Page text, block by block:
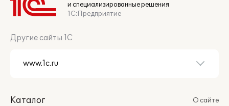
и специализированные решения
1С:Предприятие
Другие сайты 1С
Каталог
О сайте